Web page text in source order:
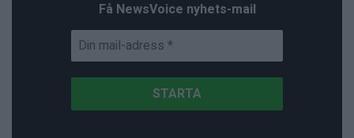
Få NewsVoice nyhets-mail